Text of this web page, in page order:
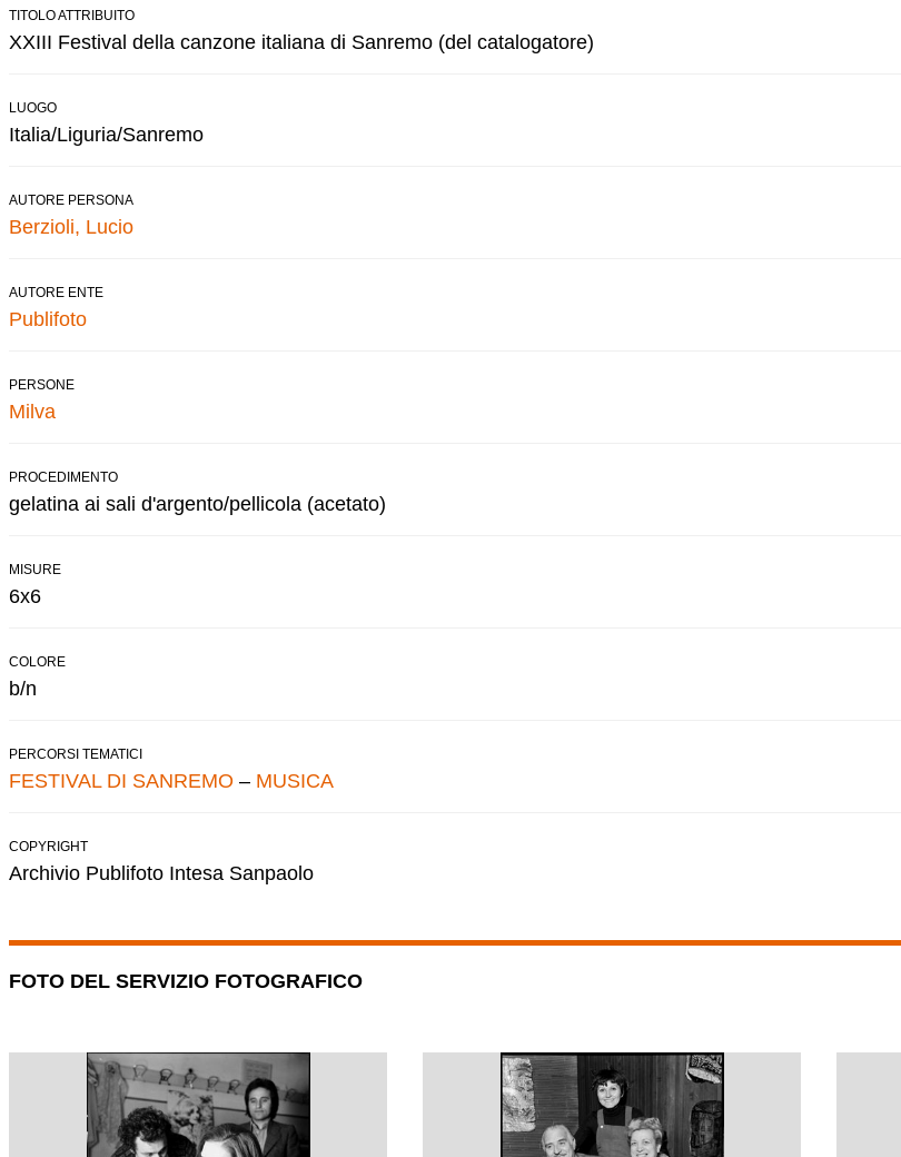
TITOLO ATTRIBUITO
XXIII Festival della canzone italiana di Sanremo (del catalogatore)
LUOGO
Italia/Liguria/Sanremo
AUTORE PERSONA
Berzioli, Lucio
AUTORE ENTE
Publifoto
PERSONE
Milva
PROCEDIMENTO
gelatina ai sali d'argento/pellicola (acetato)
MISURE
6x6
COLORE
b/n
PERCORSI TEMATICI
FESTIVAL DI SANREMO – MUSICA
COPYRIGHT
Archivio Publifoto Intesa Sanpaolo
FOTO DEL SERVIZIO FOTOGRAFICO